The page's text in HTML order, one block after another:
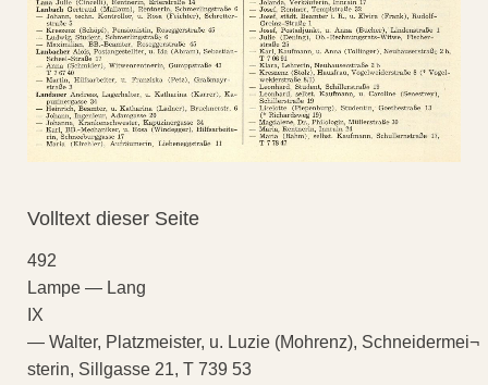
Volltext dieser Seite
492
Lampe — Lang
IX
— Walter, Platzmeister, u. Luzie (Mohrenz), Schneidermei¬
sterin, Sillgasse 21, T 739 53